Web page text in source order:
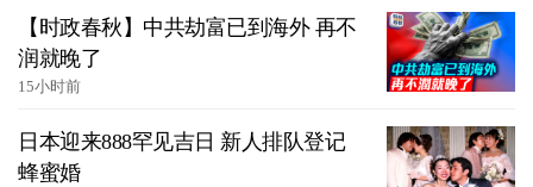
【时政春秋】中共劫富已到海外 再不
润就晚了
15小时前
日本迎来888罕见吉日 新人排队登记
蜂蜜婚